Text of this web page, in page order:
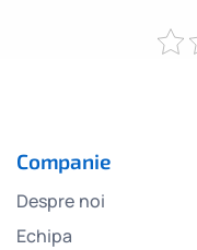
Companie
Despre noi
Echipa